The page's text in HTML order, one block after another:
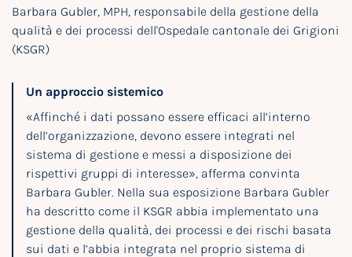
Barbara Gubler, MPH, responsabile della gestione della
qualità e dei processi dell'Ospedale cantonale dei Grigioni
(KSGR)
Un approccio sistemico
«Affinché i dati possano essere efficaci all’interno
dell’organizzazione, devono essere integrati nel
sistema di gestione e messi a disposizione dei
rispettivi gruppi di interesse», afferma convinta
Barbara Gubler. Nella sua esposizione Barbara Gubler
ha descritto come il KSGR abbia implementato una
gestione della qualità, dei processi e dei rischi basata
sui dati e l’abbia integrata nel proprio sistema di